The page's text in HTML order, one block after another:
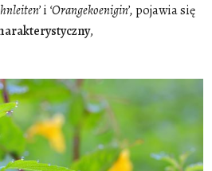
i ‘Orangekoenigin’,pojawia się
,